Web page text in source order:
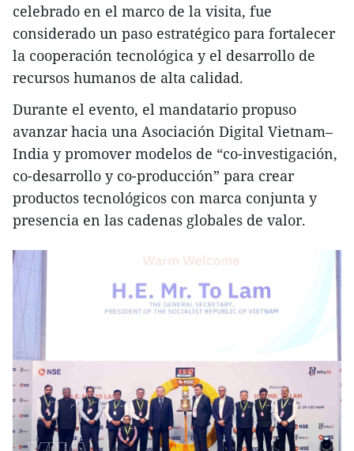
celebrado en el marco de la visita, fue
considerado un paso estratégico para fortalecer
la cooperación tecnológica y el desarrollo de
recursos humanos de alta calidad.
Durante el evento, el mandatario propuso
avanzar hacia una Asociación Digital Vietnam–
India y promover modelos de “co-investigación,
co-desarrollo y co-producción” para crear
productos tecnológicos con marca conjunta y
presencia en las cadenas globales de valor.